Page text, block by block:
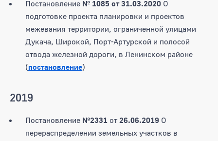
Постановление № 1085 от 31.03.2020 О
подготовке проекта планировки и проектов
межевания территории, ограниченной улицами
Дукача, Широкой, Порт-Артурской и полосой
отвода железной дороги, в Ленинском районе
(постановление)
2019
Постановление №2331 от 26.06.2019 О
перераспределении земельных участков в